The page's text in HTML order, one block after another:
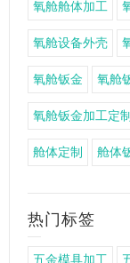
氧舱舱体加工
氧舱设备外壳
氧舱钣金 氧舱
氧舱钣金加工定制
舱体定制 舱体
热门标签
五金模具加工